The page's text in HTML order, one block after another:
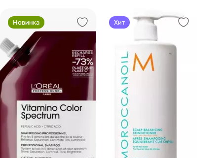
Новинка Хит